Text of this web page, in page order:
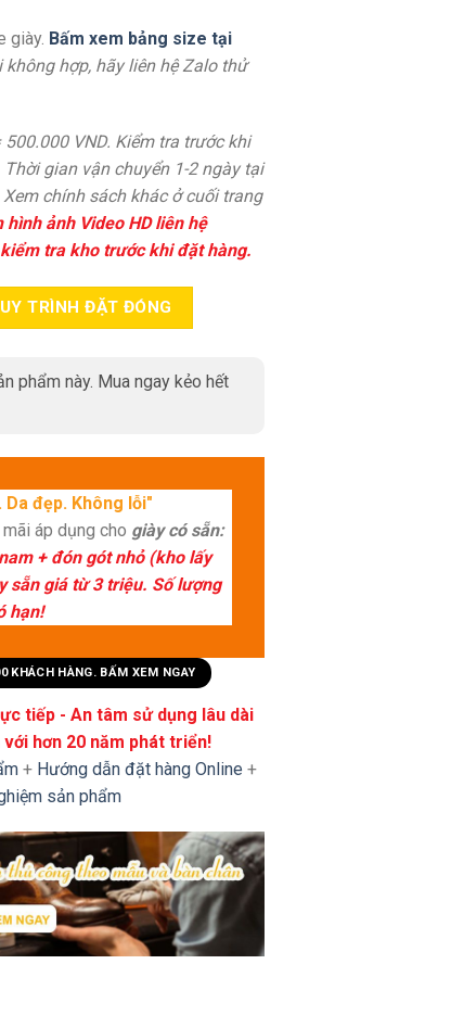
giày. Bấm xem bảng size tại
không hợp, hãy liên hệ Zalo thử
VND. Kiểm tra trước khi
gian vận chuyển 1-2 ngày tại
chính sách khác ở cuối trang
ảnh Video HD liên hệ
tra kho trước khi đặt hàng.
TRÌNH ĐẶT ĐÓNG
phẩm này. Mua ngay kẻo hết
Da đẹp. Không lỗi"
áp dụng cho giày có sẵn:
+ đón gót nhỏ (kho lấy
sẵn giá từ 3 triệu. Số lượng
hạn!
KHÁCH HÀNG. BẤM XEM NGAY
tiếp - An tâm sử dụng lâu dài
hơn 20 năm phát triển!
+ Hướng dẫn đặt hàng Online +
sản phẩm